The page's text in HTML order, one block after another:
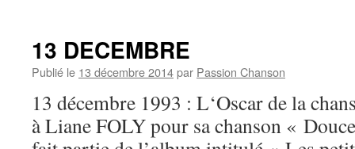
13 DECEMBRE
Publié le 13 décembre 2014par Passion Chanson
13 décembre 1993 : L‘Oscar de la
à Liane FOLY pour sa chanson «